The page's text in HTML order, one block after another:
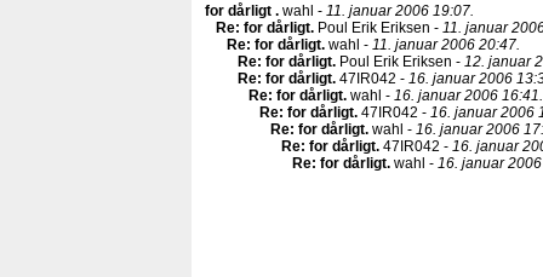
for dårligt . wahl - 11. januar 2006 19:07.
Re: for dårligt. Poul Erik Eriksen - 11. januar
Re: for dårligt. wahl - 11. januar 2006 20:47.
Re: for dårligt. Poul Erik Eriksen - 12. januar
Re: for dårligt. 47IR042 - 16. januar 2006
Re: for dårligt. wahl - 16. januar 2006 16:41.
Re: for dårligt. 47IR042 - 16. januar 2006
Re: for dårligt. wahl - 16. januar 2006
Re: for dårligt. 47IR042 - 16. januar
Re: for dårligt. wahl - 16. januar